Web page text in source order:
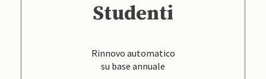
Studenti
Rinnovo automatico
su base annuale